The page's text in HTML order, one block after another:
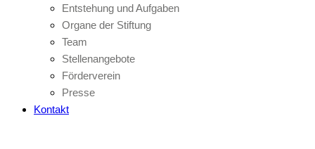
Entstehung und Aufgaben
Organe der Stiftung
Team
Stellenangebote
Förderverein
Presse
Kontakt